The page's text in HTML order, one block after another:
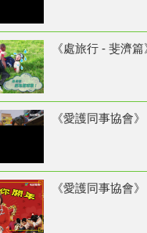
《處旅行 - 斐濟
《愛護同事協會
《愛護同事協會